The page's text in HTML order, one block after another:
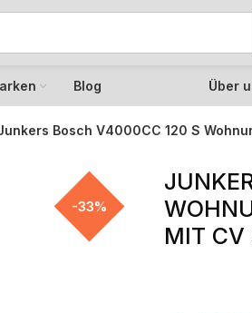
Blog Über
Bosch V4000CC 120 S
-33%
MIT CV